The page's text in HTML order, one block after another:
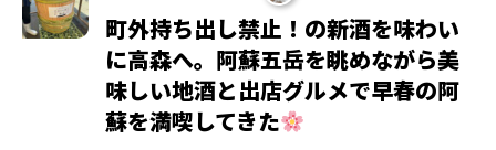
町外持ち出し禁止！の新酒を味わい
に高森へ。阿蘇五岳を眺めながら美
味しい地酒と出店グルメで早春の阿
蘇を満喫してきた